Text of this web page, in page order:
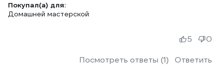
Покупал(а) для:
Домашней мастерской
Посмотреть ответы (1) Ответить
5 0